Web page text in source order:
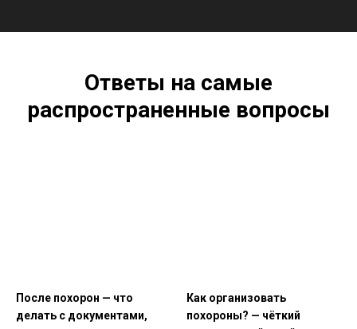
Ответы на самые
распространенные вопросы
После похорон — что
делать с документами,
Как организовать
похороны? — чёткий